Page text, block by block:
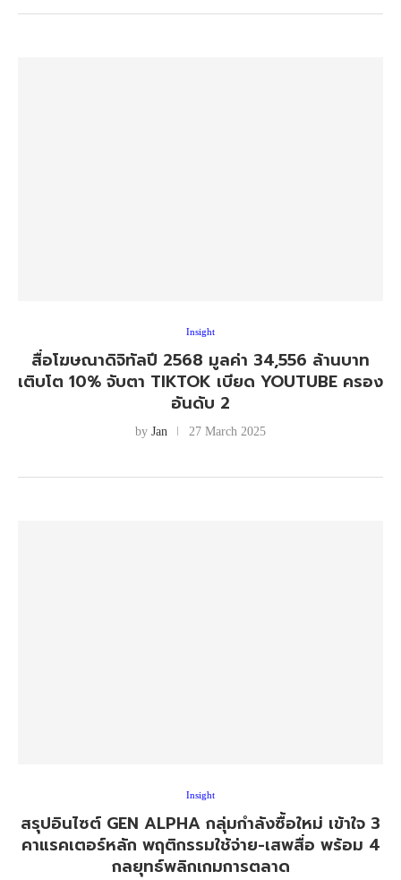
Insight
สื่อโฆษณาดิจิทัลปี 2568 มูลค่า 34,556 ล้านบาท
เติบโต 10% จับตา TIKTOK เบียด YOUTUBE ครอง
อันดับ 2
by Jan 27 March 2025
Insight
สรุปอินไซต์ GEN ALPHA กลุ่มกำลังซื้อใหม่ เข้าใจ 3
คาแรคเตอร์หลัก พฤติกรรมใช้จ่าย-เสพสื่อ พร้อม 4
กลยุทธ์พลิกเกมการตลาด